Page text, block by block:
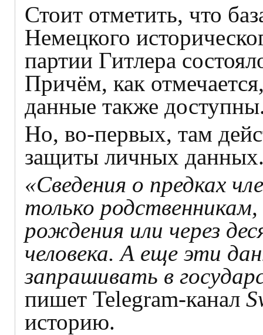
Стоит отметить, что
Немецкого
партии Гитлера
Причём, как
данные также
Но, во-первых, там
защиты личных
«Сведения о предках
только
рождения или через
человека. А еще эти
запрашивать в
пишет Telegram-канал
историю.